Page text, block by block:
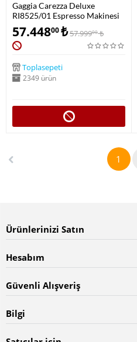
Gaggia Carezza Deluxe
RI8525/01 Espresso Makinesi
57.44800₺57.99900 ₺
Toplasepeti
2349 ürün
1
Ürünlerinizi Satın
Hesabım
Güvenli Alışveriş
Bilgi